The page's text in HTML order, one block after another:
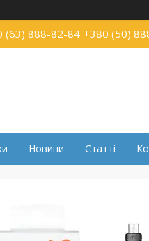
(63) 888-82-84 +380 (50)
Новини Статті